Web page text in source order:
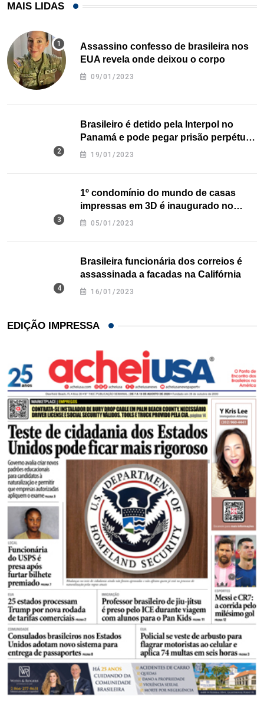
MAIS LIDAS
Assassino confesso de brasileira nos
EUA revela onde deixou o corpo
09/01/2023
Brasileiro é detido pela Interpol no
Panamá e pode pegar prisão perpétua
nos EUA
19/01/2023
1º condomínio do mundo de casas
impressas em 3D é inaugurado no
Texas
05/01/2023
Brasileira funcionária dos correios é
assassinada a facadas na Califórnia
16/01/2023
EDIÇÃO IMPRESSA